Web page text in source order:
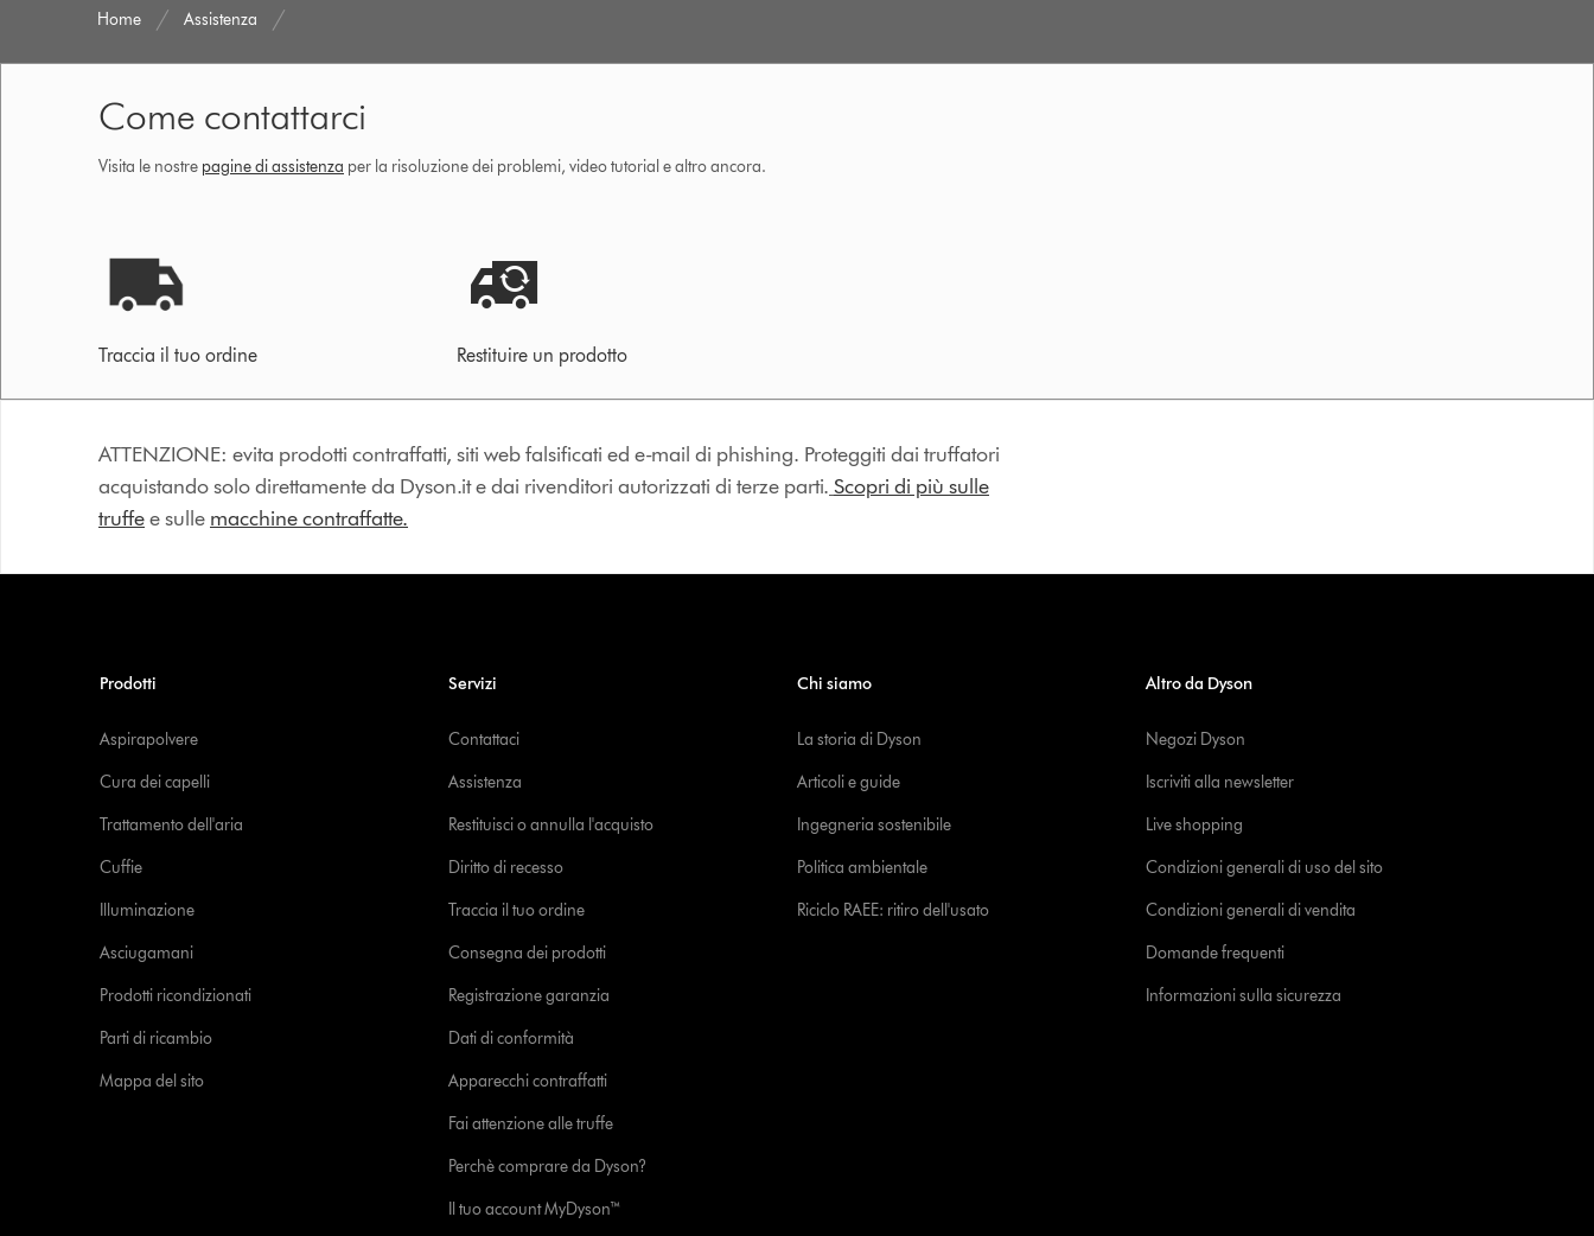
Home Assistenza
Come contattarci
Visita le nostre pagine di assistenza per la risoluzione dei problemi, video tutorial e altro ancora.
Traccia il tuo ordine Restituire un prodotto
ATTENZIONE: evita prodotti contraffatti, siti web falsificati ed e-mail di phishing. Proteggiti dai truffatori
acquistando solo direttamente da Dyson.it e dai rivenditori autorizzati di terze parti. Scopri di più sulle
truffee sulle macchine contraffatte.
Prodotti
Aspirapolvere
Cura dei capelli
Trattamento dell'aria
Cuffie
Illuminazione
Asciugamani
Prodotti ricondizionati
Parti di ricambio
Mappa del sito
Servizi
Contattaci
Assistenza
Restituisci o annulla l'acquisto
Diritto di recesso
Traccia il tuo ordine
Consegna dei prodotti
Registrazione garanzia
Dati di conformità
Apparecchi contraffatti
Fai attenzione alle truffe
Perchè comprare da Dyson?
Il tuo account MyDyson™
Chi siamo
La storia di Dyson
Articoli e guide
Ingegneria sostenibile
Politica ambientale
Riciclo RAEE: ritiro dell'usato
Altro da Dyson
Negozi Dyson
Iscriviti alla newsletter
Live shopping
Condizioni generali di uso del sito
Condizioni generali di vendita
Domande frequenti
Informazioni sulla sicurezza